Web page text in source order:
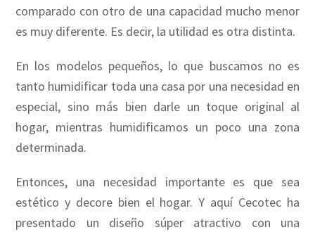
comparado con otro de una capacidad mucho menor
es muy diferente. Es decir, la utilidad es otra distinta.
En los modelos pequeños, lo que buscamos no es
tanto humidificar toda una casa por una necesidad en
especial, sino más bien darle un toque original al
hogar, mientras humidificamos un poco una zona
determinada.
Entonces, una necesidad importante es que sea
estético y decore bien el hogar. Y aquí Cecotec ha
presentado un diseño súper atractivo con una